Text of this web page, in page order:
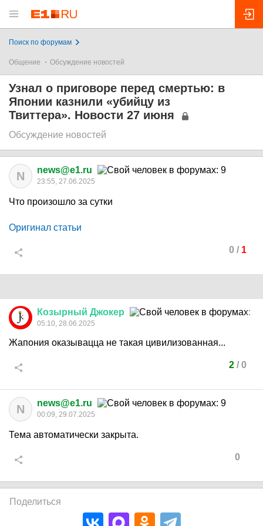
Поиск по форумам
Общение Обсуждение новостей
Узнал о приговоре перед смертью: в
Японии казнили «убийцу из
Твиттера». Новости 27 июня
Обсуждение новостей
N news@e1.ru
23:55, 27.06.2025
Что произошло за сутки
Оригинал статьи
0 / 1
Козырный Джокер
05:10, 28.06.2025
Жапония оказывацца не такая цивилизованная...
2/ 0
N news@e1.ru
00:09, 29.07.2025
Тема автоматически закрыта.
0
Поделиться